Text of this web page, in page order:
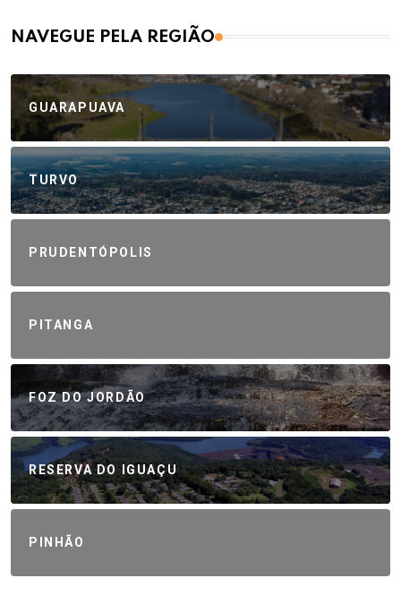
NAVEGUE PELA REGIÃO
GUARAPUAVA
TURVO
PRUDENTÓPOLIS
PITANGA
FOZ DO JORDÃO
RESERVA DO IGUAÇU
PINHÃO